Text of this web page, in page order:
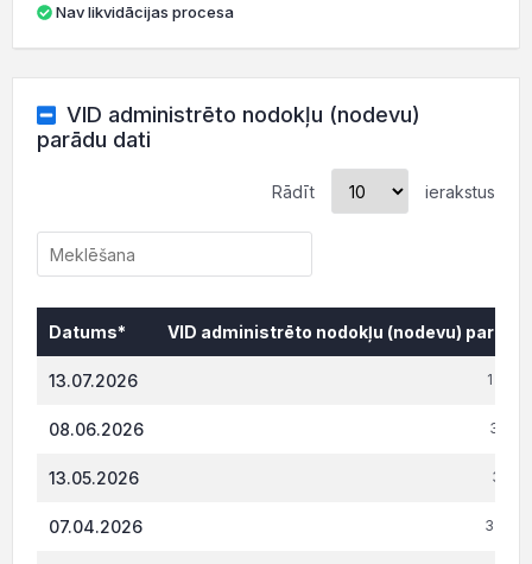
Nav likvidācijas procesa
VID administrēto nodokļu (nodevu)
parādu dati
Rādīt ierakstus
Datums*
VID administrēto nodokļu (nodevu)
Datums*
VID administrēto nodokļu (nodevu)
13.07.2026 1
08.06.2026 3
13.05.2026 3
07.04.2026 3